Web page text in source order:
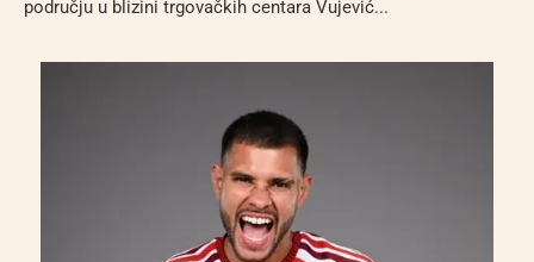
području u blizini trgovačkih centara Vujević...